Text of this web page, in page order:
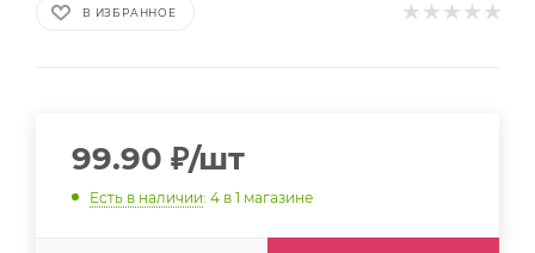
В ИЗБРАННОЕ
99.90 ₽/шт
Есть в наличии: 4 в 1 магазине